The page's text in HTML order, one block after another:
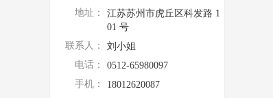
地址：
江苏苏州市虎丘区科发路 1
01 号
联系人：
刘小姐
电话：
0512-65980097
手机：
18012620087